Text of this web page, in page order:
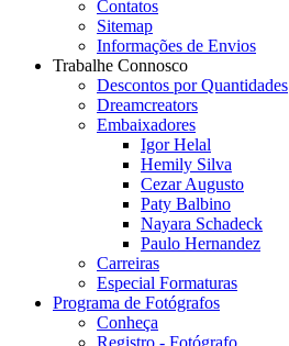
Contatos
Sitemap
Informações de Envios
Trabalhe Connosco
Descontos por Quantidades
Dreamcreators
Embaixadores
Igor Helal
Hemily Silva
Cezar Augusto
Paty Balbino
Nayara Schadeck
Paulo Hernandez
Carreiras
Especial Formaturas
Programa de Fotógrafos
Conheça
Registro - Fotógrafo